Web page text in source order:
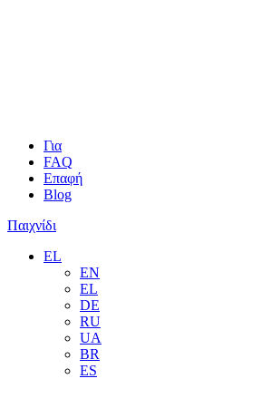
Για
FAQ
Επαφή
Blog
Παιχνίδι
EL
EN
EL
DE
RU
UA
BR
ES